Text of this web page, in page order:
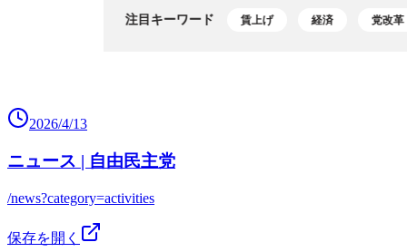
2026/4/13
ニュース | 自由民主党
/news?category=activities
保存を開く